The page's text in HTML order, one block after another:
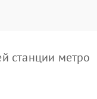
станции метро